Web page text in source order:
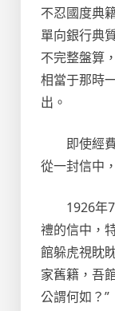
不忍國度典
單向銀行典
不完整盤算
相當于那時
出。
即使經
從一封信中
1926年
禮的信中，
館躲虎視眈
家舊籍，吾
公謂何如？”